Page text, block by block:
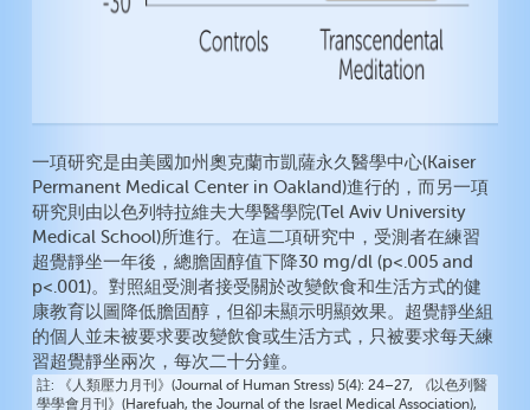
一項研究是由美國加州奧克蘭市凱薩永久醫學中心(Kaiser
Permanent Medical Center in Oakland)進行的，而另一項
研究則由以色列特拉維夫大學醫學院(Tel Aviv University
Medical School)所進行。在這二項研究中，受測者在練習
超覺靜坐一年後，總膽固醇值下降30 mg/dl (p<.005 and
p<.001)。對照組受測者接受關於改變飲食和生活方式的健
康教育以圖降低膽固醇，但卻未顯示明顯效果。超覺靜坐組
的個人並未被要求要改變飲食或生活方式，只被要求每天練
習超覺靜坐兩次，每次二十分鐘。
註 《人類壓力月刊》(Journal of Human Stress) 5(4): 24–27, 《以色列醫
學學會月刊》(Harefuah, the Journal of the Israel Medical Association),